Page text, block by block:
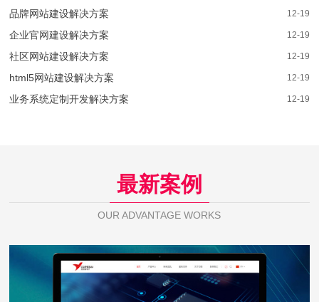
品牌网站建设解决方案 12-19
企业官网建设解决方案 12-19
社区网站建设解决方案 12-19
html5网站建设解决方案 12-19
业务系统定制开发解决方案 12-19
最新案例
OUR ADVANTAGE WORKS
芯佰微电子